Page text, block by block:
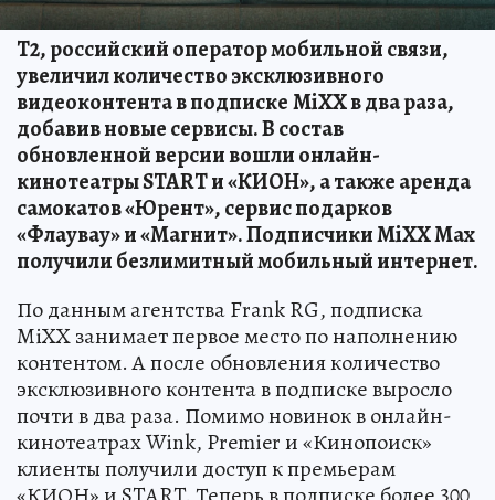
Т2, российский оператор мобильной связи,
увеличил количество эксклюзивного
видеоконтента в подпискеMiXX в два раза,
добавив новые сервисы. В состав
обновленной версии вошли онлайн-
кинотеатры START и «КИОН», а также аренда
самокатов «Юрент», сервис подарков
«Флаувау» и «Магнит». Подписчики MiXX Max
получили безлимитный мобильный интернет.
По данным агентства Frank RG, подписка
MiXX занимает первое место по наполнению
контентом. А после обновления количество
эксклюзивного контента в подписке выросло
почти в два раза. Помимо новинок в онлайн-
кинотеатрах Wink, Premier и «Кинопоиск»
клиенты получили доступ к премьерам